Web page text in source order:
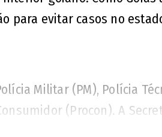
para evitar casos no
Militar (PM), Polícia
(Procon). A